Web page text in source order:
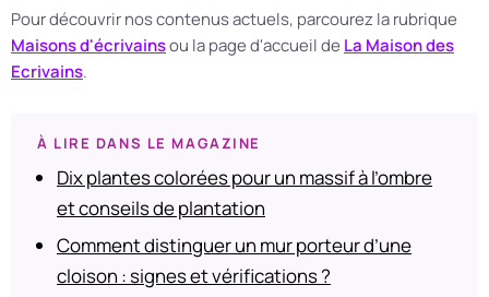
Pour découvrir nos contenus actuels, parcourez la rubrique
Maisons d'écrivainsou la page d'accueil de La Maison des
Ecrivains.
À LIRE DANS LE MAGAZINE
Dix plantes colorées pour un massif à l’ombre
et conseils de plantation
Comment distinguer un mur porteur d’une
cloison : signes et vérifications ?